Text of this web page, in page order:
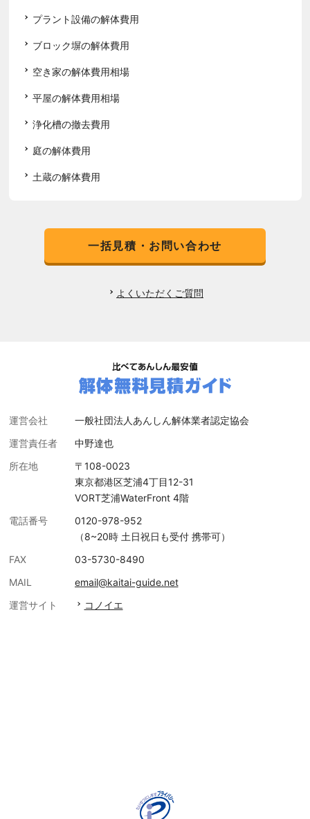
プラント設備の解体費用
ブロック塀の解体費用
空き家の解体費用相場
平屋の解体費用相場
浄化槽の撤去費用
庭の解体費用
土蔵の解体費用
一括見積・お問い合わせ
よくいただくご質問
運営会社
一般社団法人あんしん解体業者認定協会
運営責任者
中野達也
所在地
〒108-0023
東京都港区芝浦4丁目12-31
VORT芝浦WaterFront 4階
電話番号
0120-978-952
（8~20時 土日祝日も受付 携帯可）
FAX
03-5730-8490
MAIL
email@kaitai-guide.net
運営サイト
コノイエ